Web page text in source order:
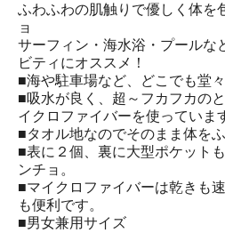
ふわふわの肌触りで優しく体を
ョ
サーフィン・海水浴・プールな
ビティにオススメ！
■海や駐車場など、どこでも堂
■吸水が良く、超～フカフカの
イクロファイバーを使っていま
■タオル地なのでそのまま体を
■表に２個、裏に大型ポケット
ンチョ。
■マイクロファイバーは乾きも
も便利です。
■男女兼用サイズ